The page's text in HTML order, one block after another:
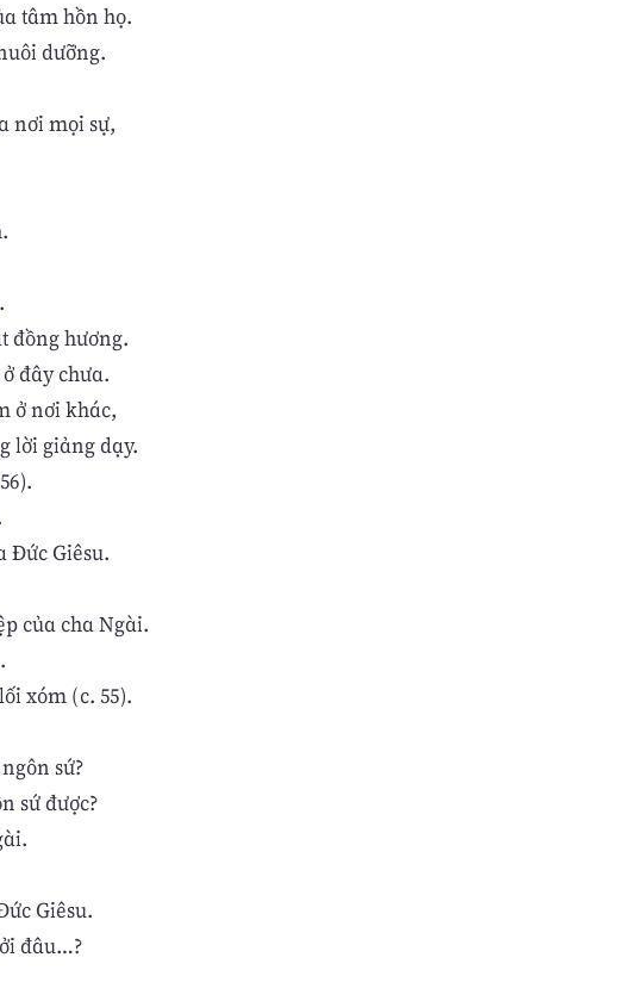
tâm hồn họ.
dưỡng.
nơi mọi sự,
đồng hương.
đây chưa.
ở nơi khác,
lời giảng dạy.
Đức Giêsu.
của cha Ngài.
xóm (c. 55).
sứ?
sứ được?
Giêsu.
đâu…?